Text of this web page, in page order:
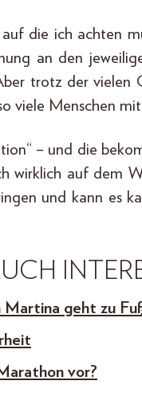
die ich achten
an den
trotz der vielen
viele Menschen
– und die
wirklich auf dem
und kann es
geht zu
vor?